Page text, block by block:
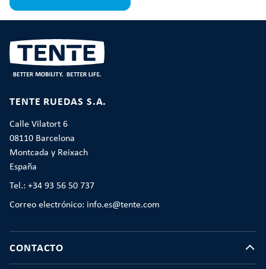
TENTE RUEDAS S.A.
Calle Vilatort 6
08110 Barcelona
Montcada y Reixach
España
Tel.: +34 93 56 50 737
Correo electrónico: info.es@tente.com
CONTACTO